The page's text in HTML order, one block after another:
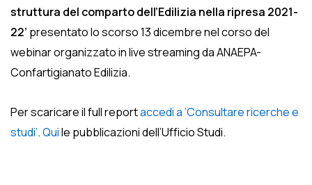
struttura del comparto dell’Edilizia nella ripresa 2021-
22’ presentato lo scorso 13 dicembre nel corso del
webinar organizzato in live streaming da ANAEPA-
Confartigianato Edilizia.
Per scaricare il full reportaccedi a ‘Consultare ricerche e
studi’.Quile pubblicazioni dell’Ufficio Studi.